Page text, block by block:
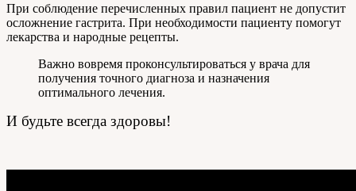
При соблюдение перечисленных правил пациент не допустит
осложнение гастрита. При необходимости пациенту помогут
лекарства и народные рецепты.
Важно вовремя проконсультироваться у врача для
получения точного диагноза и назначения
оптимального лечения.
И будьте всегда здоровы!